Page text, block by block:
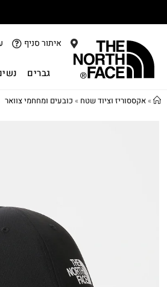
איתור סניף
גברים
»אקססוריז וציוד שטח » כובעים ומחחמי צוואר